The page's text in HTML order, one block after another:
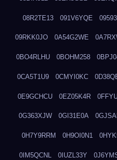
08R2TE13 091V6YQE
09RKK0JO 0A54G2WE
0BO4RLHU 0BOHM258
0CA5T1U9 0CMYI0KC
0E9GCHCU 0EZ05K4R
0G363XJW 0GI31E0A
0H7Y9RRM 0H9OI0N1
0IM5QCNL 0IUZL33Y